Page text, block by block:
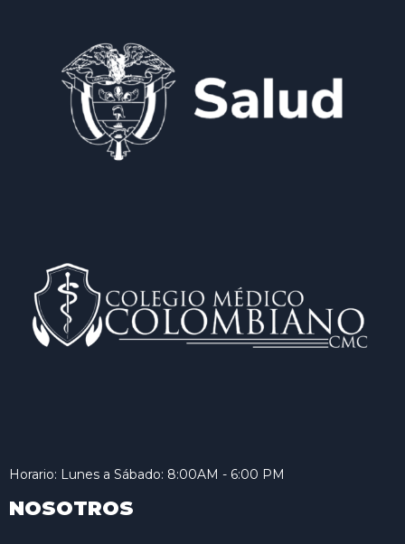
Horario: Lunes a Sábado: 8:00AM - 6:00 PM
NOSOTROS